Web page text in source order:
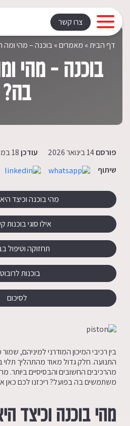
צרו קשר
דף הבית» מאמרים»בוכנה – מהי
בוכנה – מהי
בה?
פורסם עודכן
שיתוף
מהי בוכנה וכיצד
אילו סוגי בוכנות
תחזוקה וטיפול
בוכנות
לסיכום
בין רכיבי המיכון המודרני למיניהם,
התנועה. חלק גדול מאוד מהתהליך
מהרכיבים החשובים והבסיסיים ביותר.
משתמשים בה בפועל? ריכזנו לכם כאן
מהי בוכנה וכיצד